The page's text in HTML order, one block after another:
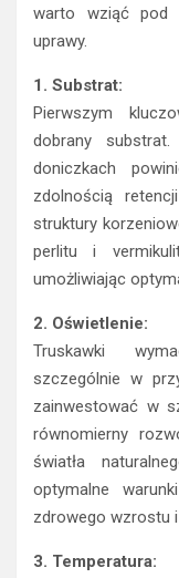
warto wziąć pod
uprawy.
1. Substrat:
Pierwszym
dobrany
doniczkach
zdolnością
struktury
perlitu i
umożliwiając
2. Oświetlenie:
Truskawki
szczególnie w
zainwestować w
równomierny
światła
optymalne
zdrowego wzrostu
3. Temperatura: